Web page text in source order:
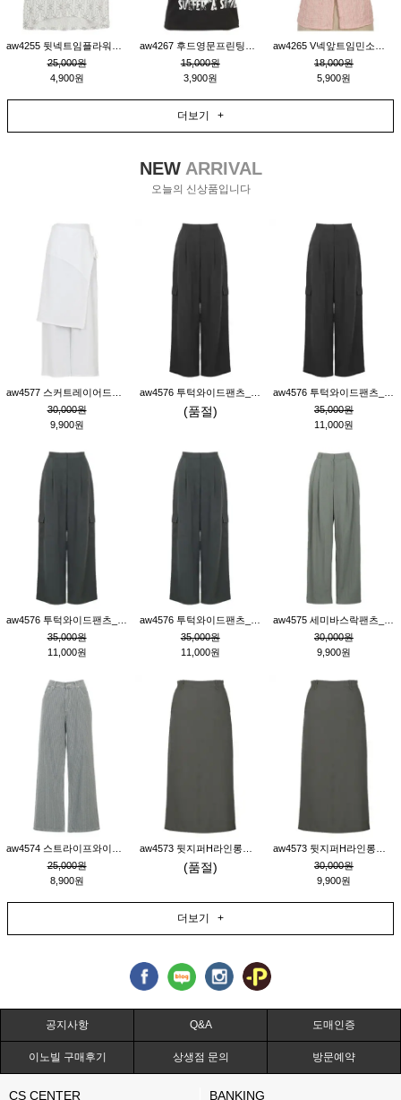
25,000원
4,900원
15,000원
3,900원
18,000원
5,900원
더보기 +
NEWARRIVAL
오늘의 신상품입니다
30,000원
9,900원
(품절)
35,000원
11,000원
35,000원
11,000원
35,000원
11,000원
30,000원
9,900원
25,000원
8,900원
(품절)
30,000원
9,900원
더보기 +
공지사항 Q&A 도매인증
이노빌 구매후기 상생점 문의 방문예약
CS CENTER BANKING